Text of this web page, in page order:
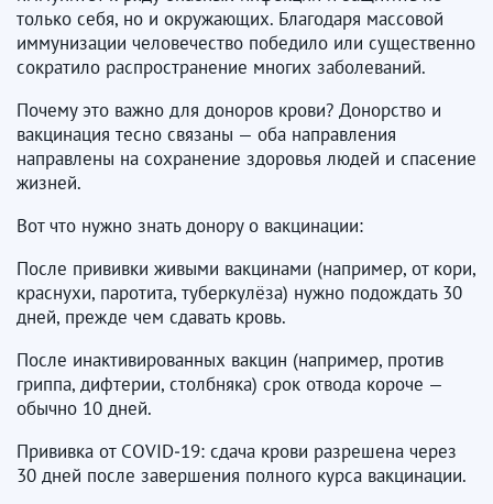
только себя, но и окружающих. Благодаря массовой
иммунизации человечество победило или существенно
сократило распространение многих заболеваний.
Почему это важно для доноров крови? Донорство и
вакцинация тесно связаны — оба направления
направлены на сохранение здоровья людей и спасение
жизней.
Вот что нужно знать донору о вакцинации:
После прививки живыми вакцинами (например, от кори,
краснухи, паротита, туберкулёза) нужно подождать 30
дней, прежде чем сдавать кровь.
После инактивированных вакцин (например, против
гриппа, дифтерии, столбняка) срок отвода короче —
обычно 10 дней.
Прививка от COVID‑19: сдача крови разрешена через
30 дней после завершения полного курса вакцинации.